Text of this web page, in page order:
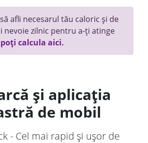
afli necesarul tău caloric și de
nevoie zilnic pentru a-ți atinge
calcula aici.
și aplicația
de mobil
- Cel mai rapid și ușor de